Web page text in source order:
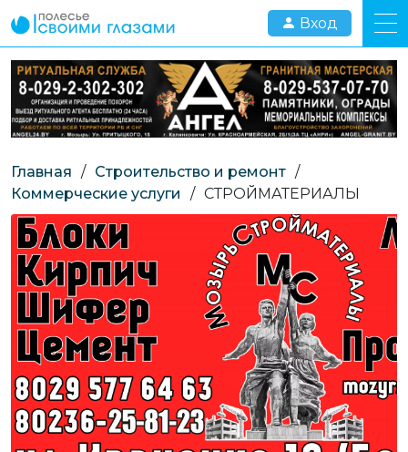
Вход
Главная / Строительство и ремонт /
Коммерческие услуги
/ СТРОЙМАТЕРИАЛЫ